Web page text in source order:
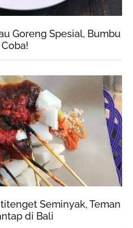
Goreng Spesial, Bumbu
Seminyak, Teman
di Bali